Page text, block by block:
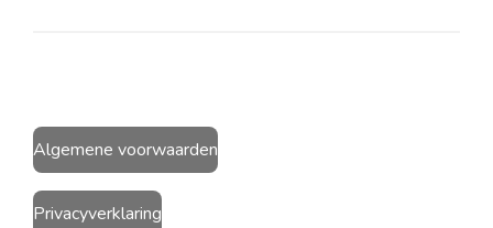
Algemene voorwaarden
Privacyverklaring